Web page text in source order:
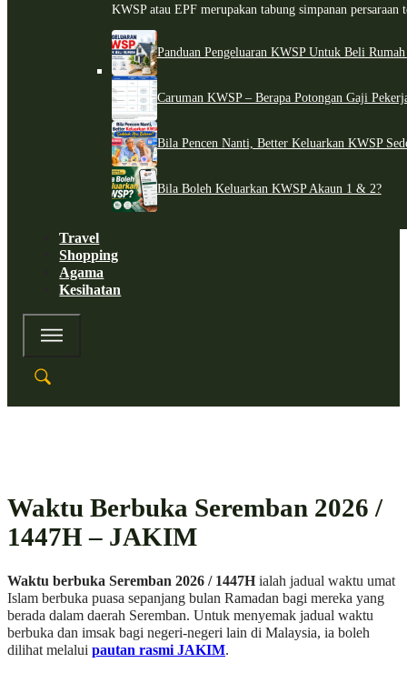
KWSP atau EPF merupakan tabung simpanan persaraan
Panduan Pengeluaran KWSP Untuk Beli
Caruman KWSP – Berapa Potongan Gaji
Bila Pencen Nanti, Better Keluarkan KWSP
Bila Boleh Keluarkan KWSP Akaun 1 & 2?
Travel
Shopping
Agama
Kesihatan
Waktu Berbuka Seremban 2026 /
1447H – JAKIM
Waktu berbuka Seremban 2026 / 1447Hialah jadual waktu umat
Islam berbuka puasa sepanjang bulan Ramadan bagi mereka yang
berada dalam daerah Seremban. Untuk menyemak jadual waktu
berbuka dan imsak bagi negeri-negeri lain di Malaysia, ia boleh
dilihat melalui pautan rasmi JAKIM.